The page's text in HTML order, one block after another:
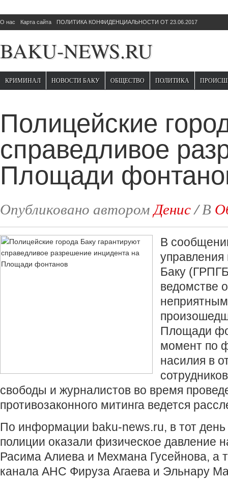
О нас Карта сайта ПОЛИТИКА КОНФИДЕНЦИАЛЬНОСТИ ОТ 23.06.2017
BAKU-NEWS.RU
КРИМИНАЛ НОВОСТИ БАКУ ОБЩЕСТВО ПОЛИТИКА
Полицейские
справедливое
Площади
Опубликовано авторомДенис/В
В
управления
Баку
ведомстве
Площади
момент по
насилия в
свободы и журналистов во время
противозаконного митинга ведется
По информации baku-news.ru, в тот день
полиции оказали физическое давление
Расима Алиева и Мехмана Гусейнова, а
канала АНС Фируза Агаева и Эльнару